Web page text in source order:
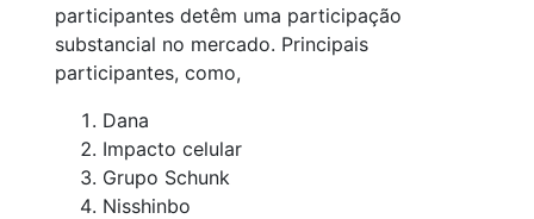
participantes detêm uma participação
substancial no mercado. Principais
participantes, como,
Dana
Impacto celular
Grupo Schunk
Nisshinbo